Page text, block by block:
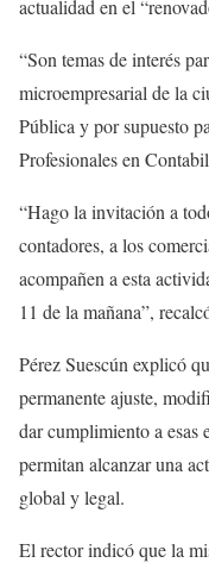
actualidad en el
“Son temas de interés
microempresarial de la
Pública y por supuesto
Profesionales en
“Hago la invitación a
contadores, a los
acompañen a esta
11 de la mañana”,
Pérez Suescún explicó
permanente ajuste,
dar cumplimiento a esas
permitan alcanzar una
global y legal.
El rector indicó que la